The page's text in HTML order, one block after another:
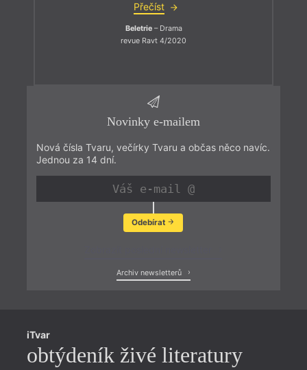
Přečíst
Beletrie– Drama
revue Ravt 4/2020
Novinky e-mailem
Nová čísla Tvaru, večírky Tvaru a občas něco navíc.
Jednou za 14 dní.
Odebírat
Archiv newsletterů
iTvar
obtýdeník živé literatury